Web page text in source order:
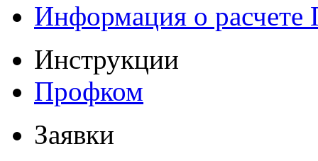
Информация о
Инструкции
Профком
Заявки